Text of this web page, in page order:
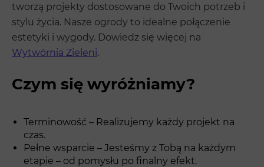
tworzą projekty dostosowane do Twoich potrzeb i
stylu życia. Nasze ogrody to idealne połączenie
estetyki i wygody. Dowiedz się więcej na
Wytwórnia Zieleni.
Czym się wyróżniamy?
Terminowość – Realizujemy każdy projekt na
czas.
Pełne wsparcie – Jesteśmy z Tobą na każdym
etapie – od pomysłu po finalny efekt.